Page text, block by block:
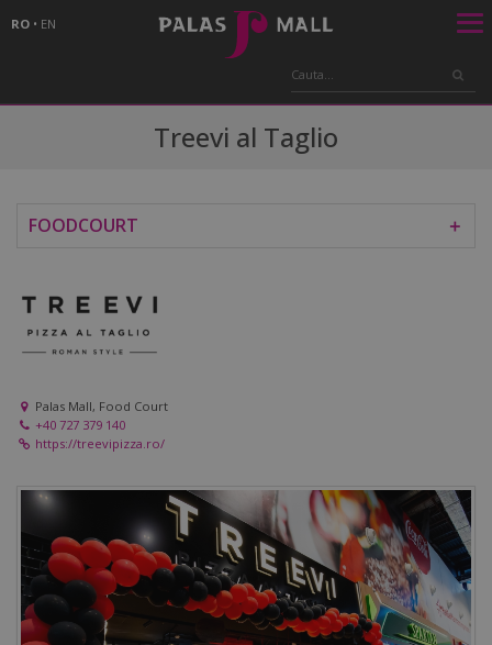
RO • EN
Treevi al Taglio
FOODCOURT ＋
Palas Mall, Food Court
+40 727 379 140
https://treevipizza.ro/